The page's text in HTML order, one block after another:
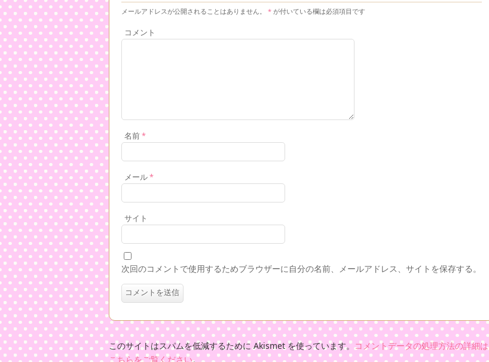
メールアドレスが公開されることはありません。 * が付いている欄は必須項目です
コメント
名前*
メール*
サイト
次回のコメントで使用するためブラウザーに自分の名前、メールアドレス、サイトを保存する。
このサイトはスパムを低減するために Akismet を使っています。コメントデータの処理方法の詳細は
こちらをご覧ください。